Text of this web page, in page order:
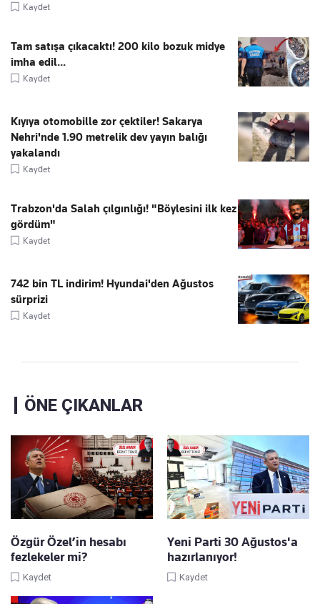
Kaydet
Tam satışa çıkacaktı! 200 kilo bozuk midye
imha edil...
Kaydet
Kıyıya otomobille zor çektiler! Sakarya
Nehri'nde 1.90 metrelik dev yayın balığı
yakalandı
Kaydet
Trabzon'da Salah çılgınlığı! "Böylesini ilk kez
gördüm"
Kaydet
742 bin TL indirim! Hyundai'den Ağustos
sürprizi
Kaydet
ÖNE ÇIKANLAR
Özgür Özel’in hesabı
fezlekeler mi?
Kaydet
Yeni Parti 30 Ağustos'a
hazırlanıyor!
Kaydet